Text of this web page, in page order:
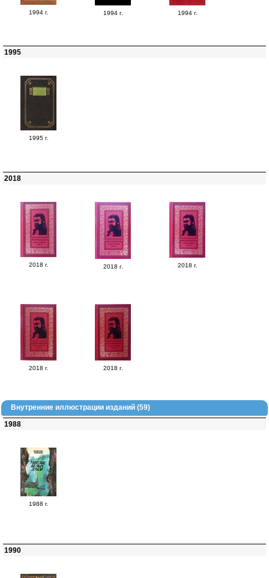
1994 г. 1994 г. 1994 г.
1995
1995 г.
2018
2018 г. 2018 г. 2018 г.
2018 г. 2018 г.
Внутренние иллюстрации изданий (59)
1988
1988 г.
1990